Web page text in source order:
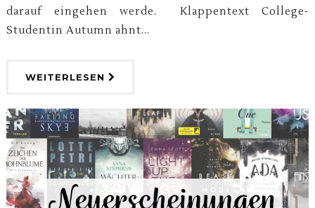
darauf eingehen werde. Klappentext College-
Studentin Autumn ahnt...
WEITERLESEN